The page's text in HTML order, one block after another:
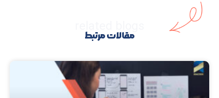
مقالات مرتبط